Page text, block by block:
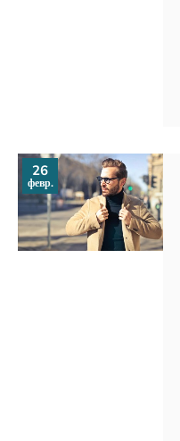
26
февр.